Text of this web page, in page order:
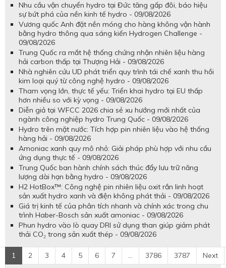
Nhu cầu vận chuyển hydro tại Đức tăng gấp đôi, báo hiệu
sự bứt phá của nền kinh tế hydro - 09/08/2026
Vương quốc Anh đặt nền móng cho hàng không vận hành
bằng hydro thông qua sáng kiến Hydrogen Challenge -
09/08/2026
Trung Quốc ra mắt hệ thống chứng nhận nhiên liệu hàng
hải carbon thấp tại Thượng Hải - 09/08/2026
Nhà nghiên cứu UD phát triển quy trình tái chế xanh thu hồi
kim loại quý từ công nghệ hydro - 09/08/2026
Tham vọng lớn, thực tế yếu: Triển khai hydro tại EU thấp
hơn nhiều so với kỳ vọng - 09/08/2026
Diễn giả tại WFCC 2026 chia sẻ xu hướng mới nhất của
ngành công nghiệp hydro Trung Quốc - 09/08/2026
Hydro trên mặt nước: Tích hợp pin nhiên liệu vào hệ thống
hàng hải - 09/08/2026
Amoniac xanh quy mô nhỏ: Giải pháp phù hợp với nhu cầu
ứng dụng thực tế - 09/08/2026
Trung Quốc ban hành chính sách thúc đẩy lưu trữ năng
lượng dài hạn bằng hydro - 09/08/2026
H2 HotBox™: Công nghệ pin nhiên liệu oxit rắn linh hoạt
sản xuất hydro xanh và điện không phát thải - 09/08/2026
Giá trị kinh tế của phân tích nhanh và chính xác trong chu
trình Haber-Bosch sản xuất amoniac - 09/08/2026
Phun hydro vào lò quay DRI sử dụng than giúp giảm phát
thải CO₂ trong sản xuất thép - 09/08/2026
1 2 3 4 5 6 7 ... 3786 3787 Next